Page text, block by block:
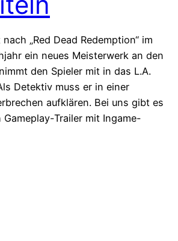
„Red Dead Redemption“ im
ein neues Meisterwerk an den
den Spieler mit in das L.A.
Detektiv muss er in einer
aufklären. Bei uns gibt es
Trailer mit Ingame-